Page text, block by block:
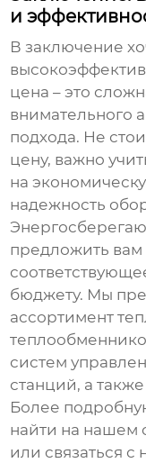
и
В заключение
цена – это
внимательного
подхода. Не
цену, важно
на
надежность
предложить
бюджету. Мы
ассортимент
систем
станций, а
Более
найти на нашем
или связаться